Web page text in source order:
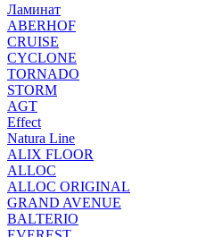
Ламинат
ABERHOF
CRUISE
CYCLONE
TORNADO
STORM
AGT
Effect
Natura Line
ALIX FLOOR
ALLOC
ALLOC ORIGINAL
GRAND AVENUE
BALTERIO